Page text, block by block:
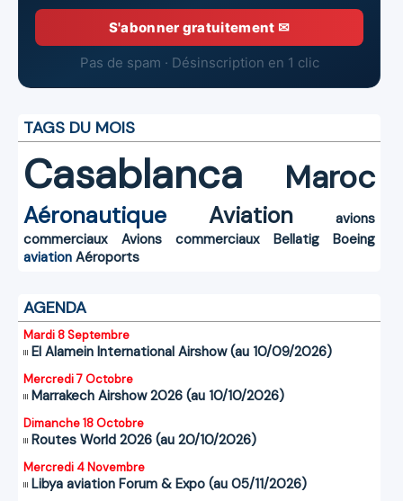
S'abonner gratuitement ✉
Pas de spam · Désinscription en 1 clic
TAGS DU MOIS
Casablanca Maroc
Aéronautique Aviation
avions
commerciaux
Avions commerciaux Bellatig
Boeing
aviation Aéroports
AGENDA
Mardi 8 Septembre
El Alamein International Airshow (au 10/09/2026)
Mercredi 7 Octobre
Marrakech Airshow 2026 (au 10/10/2026)
Dimanche 18 Octobre
Routes World 2026 (au 20/10/2026)
Mercredi 4 Novembre
Libya aviation Forum & Expo (au 05/11/2026)